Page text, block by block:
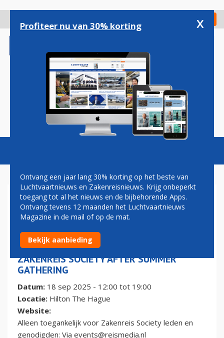
gaan
Check in
Magazine Podcasts Vacatures
ZAKENREIS SOCIETY AFTER
SUMMER GATHERING
ZAKENREIS SOCIETY AFTER SUMMER
GATHERING
Datum: 18 sep 2025 - 12:00 tot 19:00
Locatie: Hilton The Hague
Website:
Alleen toegankelijk voor Zakenreis Society leden en
genodigden: Via events@reismedia.nl
Profiteer nu van 30% korting x
Ontvang een jaar lang 30% korting op het beste van
Luchtvaartnieuws en Zakenreisnieuws. Krijg onbeperkt
toegang tot al het nieuws en de bijbehorende Apps.
Ontvang tevens 12 maanden het Luchtvaartnieuws
Magazine in de mail of op de mat.
Bekijk aanbieding